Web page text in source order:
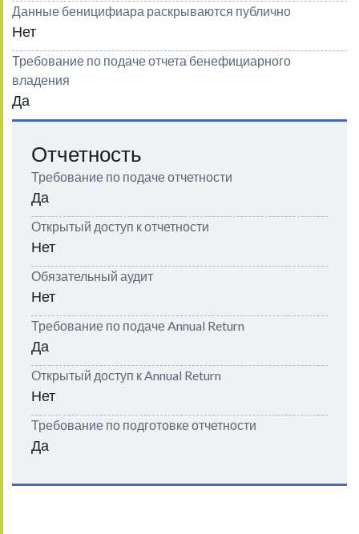
Данные беницифиара раскрываются публично
Нет
Требование по подаче отчета бенефициарного
владения
Да
Отчетность
Требование по подаче отчетности
Да
Открытый доступ к отчетности
Нет
Обязательный аудит
Нет
Требование по подаче Annual Return
Да
Открытый доступ к Annual Return
Нет
Требование по подготовке отчетности
Да